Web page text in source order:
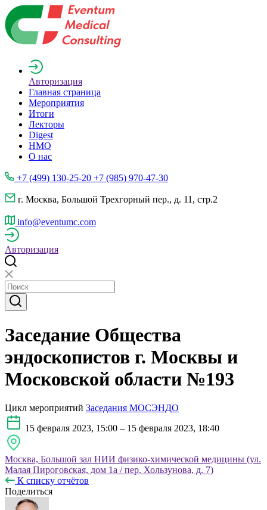
Авторизация
Главная страница
Мероприятия
Итоги
Лекторы
Digest
НМО
О нас
+7 (499) 130-25-20 +7 (985) 970-47-30
г. Москва, Большой Трехгорный пер., д. 11, стр.2
info@eventumc.com
Авторизация
Заседание Общества
эндоскопистов г. Москвы и
Московской области №193
Цикл мероприятий Заседания МОСЭНДО
15 февраля 2023, 15:00 – 15 февраля 2023, 18:40
Москва, Большой зал НИИ физико-химической медицины (ул.
Малая Пироговская, дом 1а / пер. Хользунова, д. 7)
К списку отчётов
Поделиться